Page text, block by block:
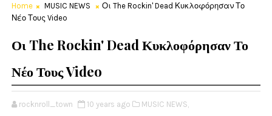
Home MUSIC NEWS
Οι The Rockin' Dead Κυκλοφόρησαν Το
Νέο Τους Video
Οι The Rockin' Dead Κυκλοφόρησαν Το
Νέο Τους Video
rocknroll_town 10 years ago MUSIC NEWS,